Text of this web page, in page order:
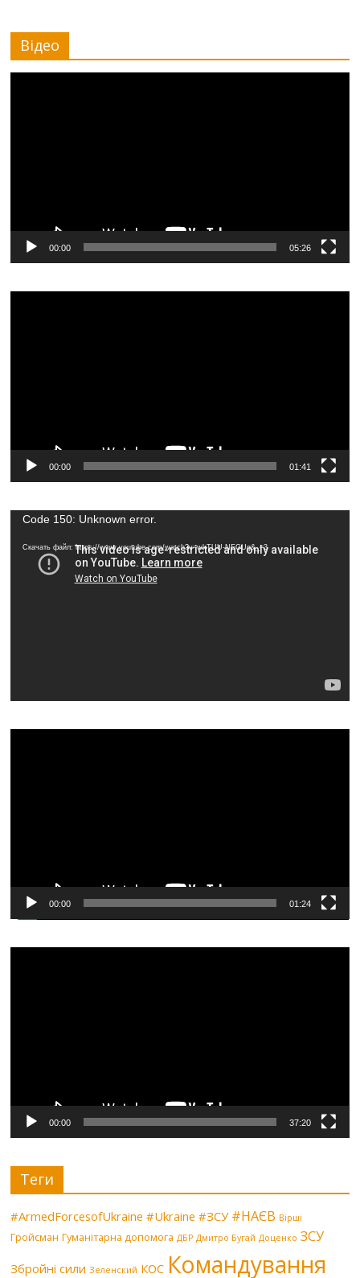
Відео
00:00 05:26
00:00 01:41
Видеоплеер
Code 150: Unknown error.
Скачать файл: https://www.youtube.com/watch?v=wkTUU-NEGUg&_=3
00:00 01:24
00:00 37:20
Теги
#ArmedForcesofUkraine #Ukraine #ЗСУ #НАЄВ Вірші
Гройсман Гуманітарна допомога ДБР Дмитро Бугай Доценко ЗСУ
Збройні сили Зеленский КОС Командування